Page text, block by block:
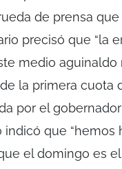
de prensa
precisó que “la
medio aguinaldo
la primera cuota
por el
indicó que
el domingo es